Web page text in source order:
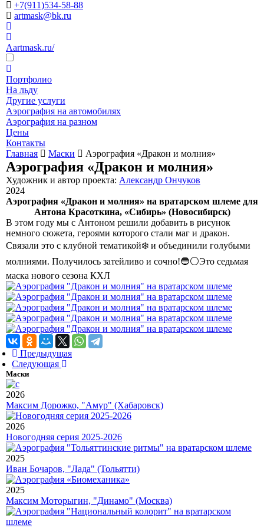
+7(911)534-58-88
artmask@bk.ru
Aartmask.ru/
Портфолио
На льду
Другие услуги
Аэрография на автомобилях
Аэрография на разном
Цены
Контакты
Главная
Маски Аэрография «Дракон и молния»
Аэрография «Дракон и молния»
Художник и автор проекта: Александр Ончуков
2024
Аэрография «Дракон и молния» на вратарском шлеме для
Антона Красоткина, «Сибирь» (Новосибирск)
В этом году мы с Антоном решили добавить в рисунок
немного сюжета, героями которого стали маг и дракон.
Связали это с клубной тематикой❄️ и объединили голубыми
молниями. Получилось затейливо и сочно!🔵⚪Это седьмая
маска нового сезона КХЛ
Предыдущая
Следующая
Маски
2026
Максим Дорожко, "Амур" (Хабаровск)
2026
Новогодняя серия 2025-2026
2025
Иван Бочаров, "Лада" (Тольятти)
2025
Максим Моторыгин, "Динамо" (Москва)